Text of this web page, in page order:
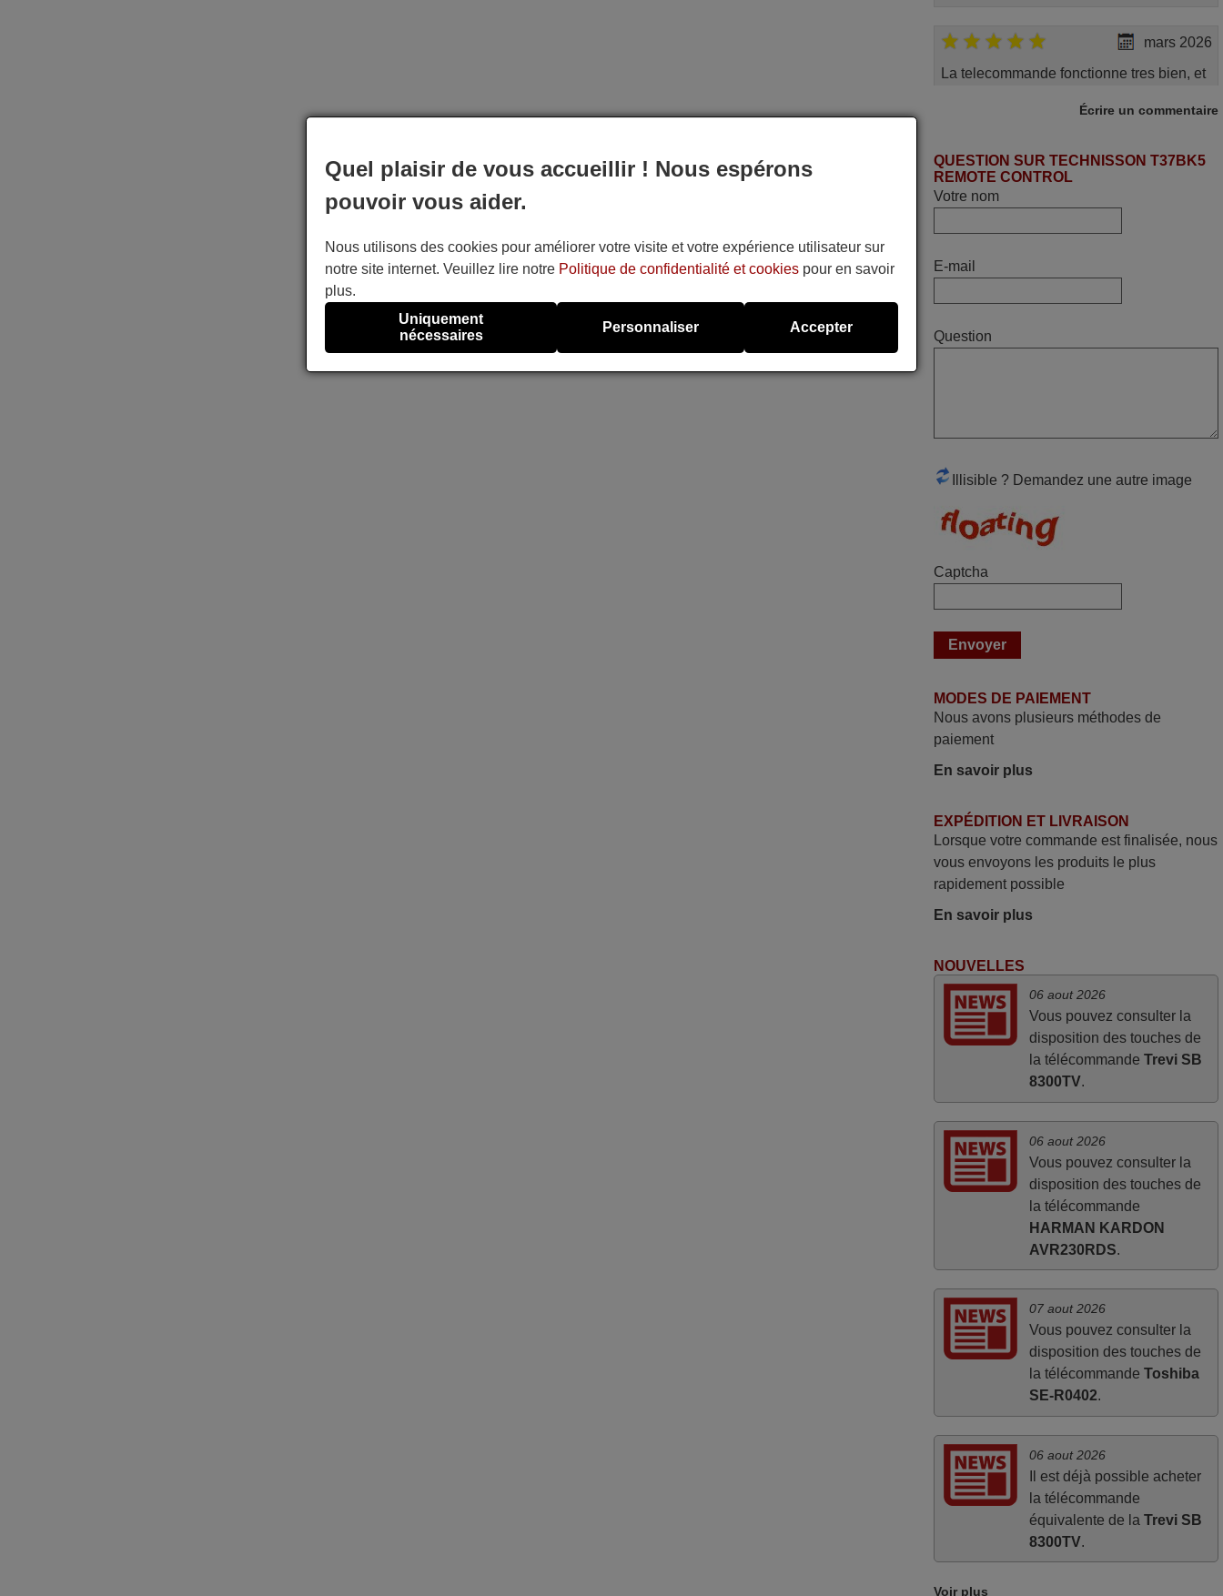
mars 2026
La telecommande fonctionne tres bien, et
expédiée Je vous en remercie d’avance
AUTRICHE
télécommande est d'une efficacité
(probablement le LED à changer), et que
donner une seconde vie à mes deux
Panasonic haut de gamme des années
mars 2026
Tout bien.
Parfait.. je recommande..!
Joel,
FRANCE
Écrire un commentaire
QUESTION SUR TECHNISSON T37BK5
REMOTE CONTROL
Votre nom
E-mail
Question
Illisible ? Demandez une autre image
Captcha
MODES DE PAIEMENT
Nous avons plusieurs méthodes de
paiement
En savoir plus
EXPÉDITION ET LIVRAISON
Lorsque votre commande est finalisée, nous
vous envoyons les produits le plus
rapidement possible
En savoir plus
NOUVELLES
06 aout 2026
Vous pouvez consulter la
disposition des touches de
la télécommande Trevi SB
8300TV.
06 aout 2026
Vous pouvez consulter la
disposition des touches de
la télécommande
HARMAN KARDON
AVR230RDS.
07 aout 2026
Vous pouvez consulter la
disposition des touches de
la télécommande Toshiba
SE-R0402.
06 aout 2026
Il est déjà possible acheter
la télécommande
équivalente de la Trevi SB
8300TV.
Voir plus
Quel plaisir de vous accueillir ! Nous espérons
pouvoir vous aider.
Nous utilisons des cookies pour améliorer votre visite et votre expérience utilisateur sur
notre site internet. Veuillez lire notre Politique de confidentialité et cookies pour en savoir
plus.
Uniquement
nécessaires
Personnaliser Accepter